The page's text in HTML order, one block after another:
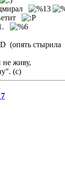
(опять стырила
не живу,
(с)